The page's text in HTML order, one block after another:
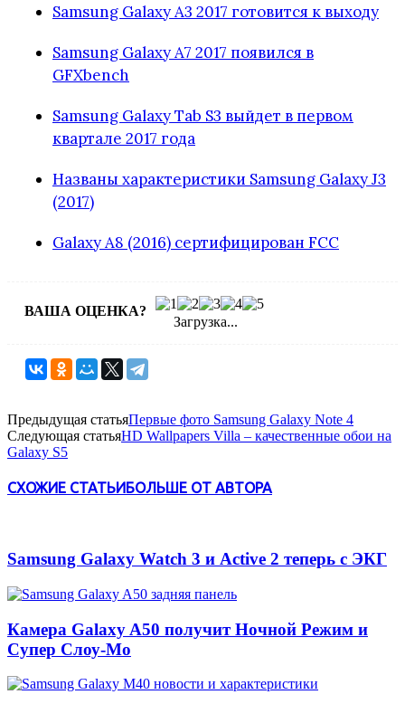
Samsung Galaxy A3 2017 готовится к выходу
Samsung Galaxy A7 2017 появился в
GFXbench
Samsung Galaxy Tab S3 выйдет в первом
квартале 2017 года
Названы характеристики Samsung Galaxy J3
(2017)
Galaxy A8 (2016) сертифицирован FCC
ВАША ОЦЕНКА?
Загрузка...
Предыдущая статьяПервые фото Samsung Galaxy Note 4
Следующая статьяHD Wallpapers Villa – качественные обои на
Galaxy S5
СХОЖИЕ СТАТЬИБОЛЬШЕ ОТ АВТОРА
Samsung Galaxy Watch 3 и Active 2 теперь с ЭКГ
Камера Galaxy A50 получит Ночной Режим и
Супер Слоу-Мо